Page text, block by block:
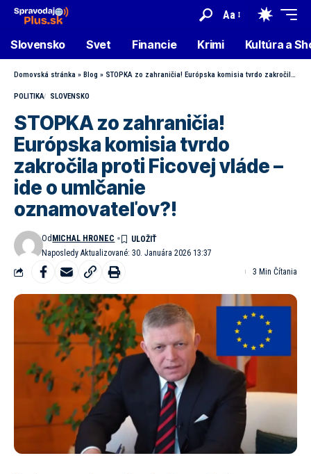
Aa
Slovensko Svet Financie Krimi Kultúra a
Domovská stránka » Blog » STOPKA zo zahraničia! Európska komisia tvrdo zakročila proti Ficovej vláde – ide o umlčanie oznamovateľov?!
POLITIKA SLOVENSKO
STOPKA zo zahraničia!
Európska komisia tvrdo
zakročila proti Ficovej vláde –
ide o umlčanie
oznamovateľov?!
Naposledy Aktualizované: 30. Januára 2026 13:37
Od MICHAL HRONEC
3 Min Čítania